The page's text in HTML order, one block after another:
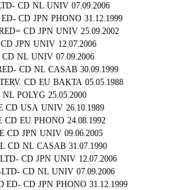
CD NL UNIV 07.09.2006
CD JPN PHONO 31.12.1999
CD JPN UNIV 25.09.2002
CD JPN UNIV 12.07.2006
CD NL UNIV 07.09.2006
CD NL CASAB 30.09.1999
CD EU BAKTA 05.05.1988
NL POLYG 25.05.2000
CD USA UNIV 26.10.1989
CD EU PHONO 24.08.1992
CD JPN UNIV 09.06.2005
CD NL CASAB 31.07.1990
CD JPN UNIV 12.07.2006
CD NL UNIV 07.09.2006
ED- CD JPN PHONO 31.12.1999